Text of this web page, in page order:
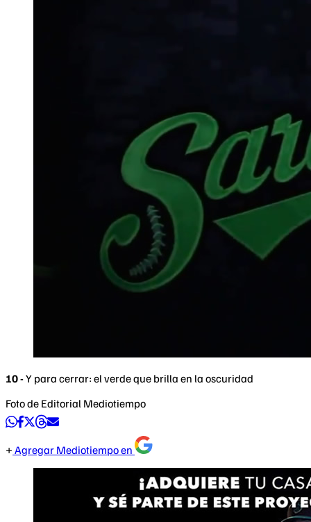
10 -Y para cerrar: el verde que brilla en la oscuridad
Foto de Editorial Mediotiempo
Agregar Mediotiempo en